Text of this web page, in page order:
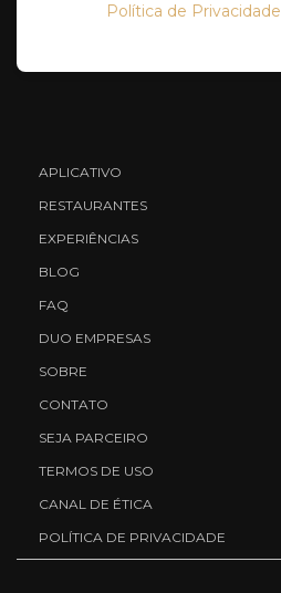
Política de Privacidade
APLICATIVO
RESTAURANTES
EXPERIÊNCIAS
BLOG
FAQ
DUO EMPRESAS
SOBRE
CONTATO
SEJA PARCEIRO
TERMOS DE USO
CANAL DE ÉTICA
POLÍTICA DE PRIVACIDADE